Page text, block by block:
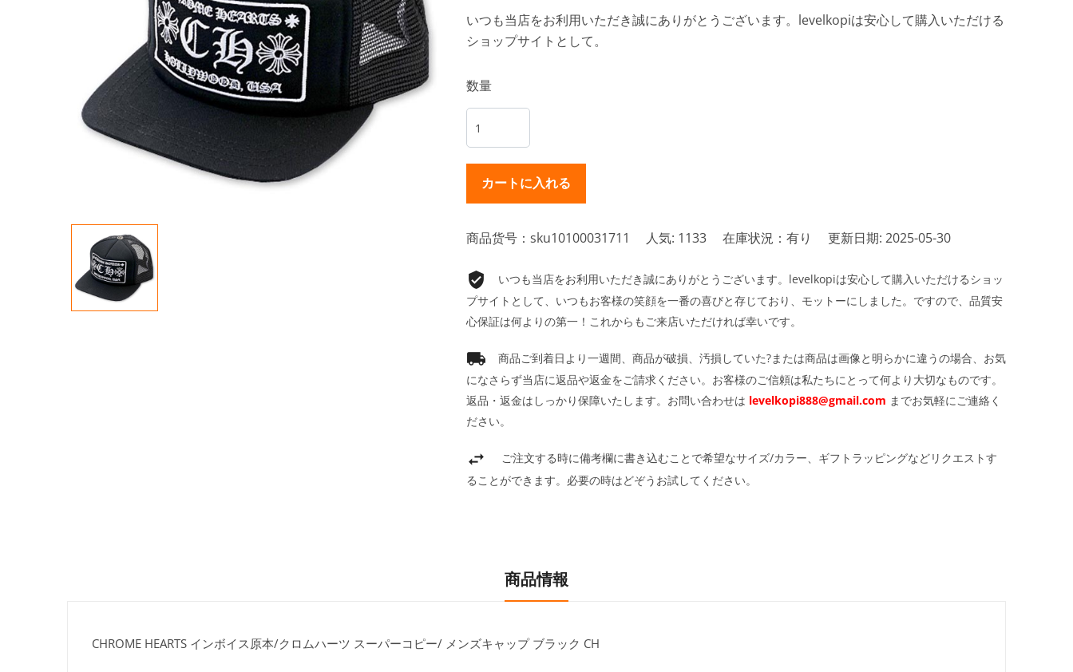
いつも当店をお利用いただき誠にありがとうございます。levelkopiは安心して購入いただける
ショップサイトとして。
数量
商品货号：sku10100031711 人気: 1133 在庫状況：有り 更新日期: 2025-05-30
いつも当店をお利用いただき誠にありがとうございます。levelkopiは安心して購入いただけるショッ
プサイトとして、いつもお客様の笑顔を一番の喜びと存じており、モットーにしました。ですので、品質安
心保証は何よりの第一！これからもご来店いただければ幸いです。
商品ご到着日より一週間、商品が破損、汚損していた?または商品は画像と明らかに違うの場合、お気
になさらず当店に返品や返金をご請求ください。お客様のご信頼は私たちにとって何より大切なものです。
返品・返金はしっかり保障いたします。お問い合わせは levelkopi888@gmail.com までお気軽にご連絡く
ださい。
ご注文する時に備考欄に書き込むことで希望なサイズ/カラー、ギフトラッピングなどリクエストす
ることができます。必要の時はどぞうお試してください。
商品情報
CHROME HEARTS インボイス原本/クロムハーツ スーパーコピー/ メンズキャップ ブラック CH